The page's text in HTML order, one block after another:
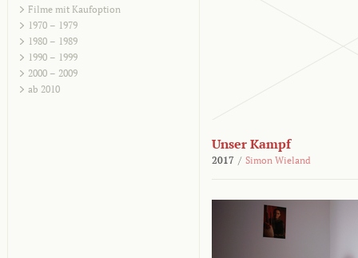
Filme mit Kaufoption
1970 – 1979
1980 – 1989
1990 – 1999
2000 – 2009
ab 2010
Unser Kampf
2017 / Simon Wieland